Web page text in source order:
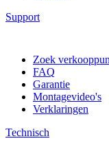
Support
Zoek
FAQ
Garantie
Montagevideo's
Verklaringen
Technisch